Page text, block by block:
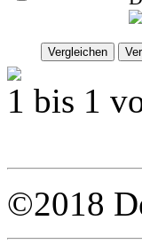
1 bis 1
©2018